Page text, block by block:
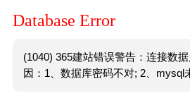
Database Error
(1040) 365建站错误警告：连接数
因：1、数据库密码不对; 2、mysql